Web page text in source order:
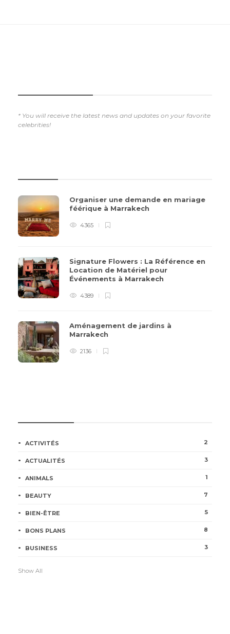
* You will receive the latest news and updates on your favorite
celebrities!
Organiser une demande en mariage
féérique à Marrakech
4365
Signature Flowers : La Référence en
Location de Matériel pour
Événements à Marrakech
4389
Aménagement de jardins à
Marrakech
2136
ACTIVITÉS 2
ACTUALITÉS 3
ANIMALS 1
BEAUTY 7
BIEN-ÊTRE 5
BONS PLANS 8
BUSINESS 3
Show All